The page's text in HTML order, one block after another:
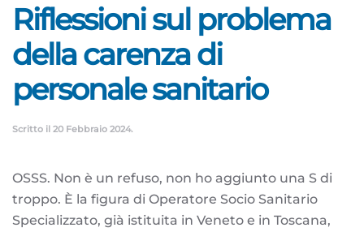
Riflessioni sul problema
della carenza di
personale sanitario
Scritto il 20 Febbraio 2024.
OSSS. Non è un refuso, non ho aggiunto una S di
troppo. È la figura di Operatore Socio Sanitario
Specializzato, già istituita in Veneto e in Toscana,